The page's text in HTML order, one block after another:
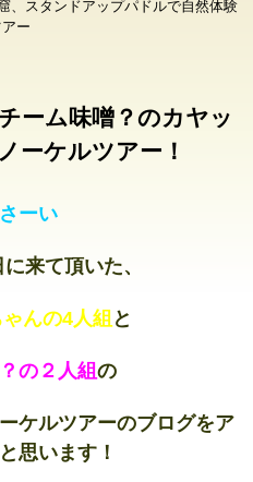
、スタンドアップパドルで自然体験
アー
ーム味噌？のカヤッ
ーケルツアー！
ーい
来て頂いた、
んの4人組 と
の２人組の
ケルツアーのブログをア
思います！